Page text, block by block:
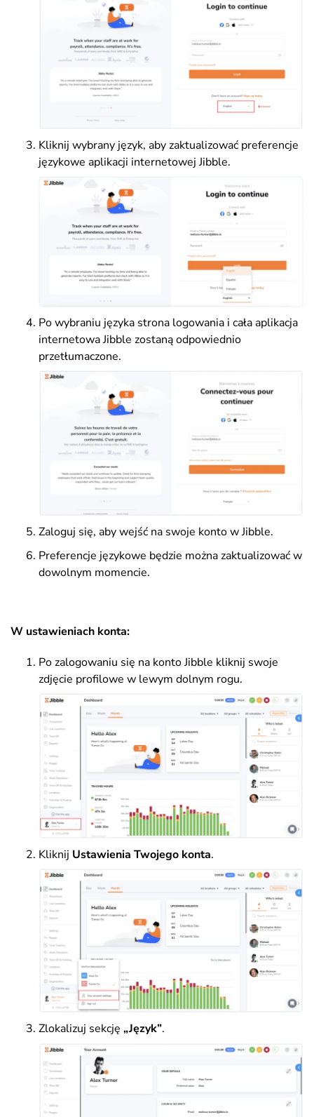
Kliknij wybrany język, aby zaktualizować preferencje
językowe aplikacji internetowej Jibble.
Po wybraniu języka strona logowania i cała aplikacja
internetowa Jibble zostaną odpowiednio
przetłumaczone.
Zaloguj się, aby wejść na swoje konto w Jibble.
Preferencje językowe będzie można zaktualizować w
dowolnym momencie.
W ustawieniach konta:
Po zalogowaniu się na konto Jibble kliknij swoje
zdjęcie profilowe w lewym dolnym rogu.
Kliknij Ustawienia Twojego konta.
Zlokalizuj sekcję „Język”.